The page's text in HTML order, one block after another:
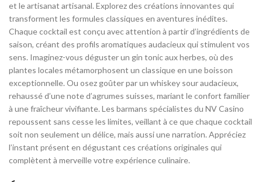
et le artisanat artisanal. Explorez des créations innovantes qui
transforment les formules classiques en aventures inédites.
Chaque cocktail est conçu avec attention à partir d’ingrédients de
saison, créant des profils aromatiques audacieux qui stimulent vos
sens. Imaginez-vous déguster un gin tonic aux herbes, où des
plantes locales métamorphosent un classique en une boisson
exceptionnelle. Ou osez goûter par un whiskey sour audacieux,
rehaussé d’une note d’agrumes suisses, mariant le confort familier
à une fraîcheur vivifiante. Les barmans spécialistes du NV Casino
repoussent sans cesse les limites, veillant à ce que chaque cocktail
soit non seulement un délice, mais aussi une narration. Appréciez
l’instant présent en dégustant ces créations originales qui
complètent à merveille votre expérience culinaire.